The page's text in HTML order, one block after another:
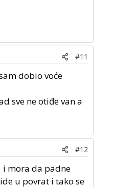
#11
dobio voće
sve ne otiđe van a
#12
i mora da padne
u povrat i tako se